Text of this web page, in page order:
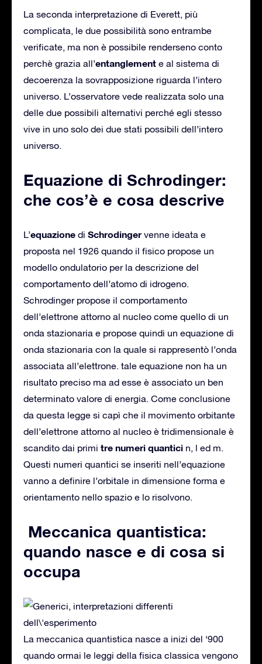
La seconda interpretazione di Everett, più
complicata, le due possibilità sono entrambe
verificate, ma non è possibile renderseno conto
perchè grazia all’entanglement e al sistema di
decoerenza la sovrapposizione riguarda l’intero
universo. L’osservatore vede realizzata solo una
delle due possibili alternativi perché egli stesso
vive in uno solo dei due stati possibili dell’intero
universo.
Equazione di Schrodinger:
che cos’è e cosa descrive
L’equazione di Schrodingervenne ideata e
proposta nel 1926 quando il fisico propose un
modello ondulatorio per la descrizione del
comportamento dell’atomo di idrogeno.
Schrodinger propose il comportamento
dell’elettrone attorno al nucleo come quello di un
onda stazionaria e propose quindi un equazione di
onda stazionaria con la quale si rappresentò l’onda
associata all’elettrone. tale equazione non ha un
risultato preciso ma ad esse è associato un ben
determinato valore di energia. Come conclusione
da questa legge si capì che il movimento orbitante
dell’elettrone attorno al nucleo è tridimensionale è
scandito dai primi tre numeri quantici n, l ed m.
Questi numeri quantici se inseriti nell’equazione
vanno a definire l’orbitale in dimensione forma e
orientamento nello spazio e lo risolvono.
Meccanica quantistica:
quando nasce e di cosa si
occupa
La meccanica quantistica nasce a inizi del ‘900
quando ormai le leggi della fisica classica vengono